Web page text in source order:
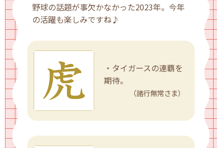
野球の話題が事欠かなかった2023年。今年
の活躍も楽しみですね♪
・タイガースの連覇を
期待。
（諸行無常さま）